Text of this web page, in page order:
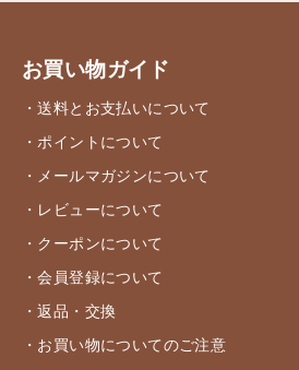
お買い物ガイド
・送料とお支払いについて
・ポイントについて
・メールマガジンについて
・レビューについて
・クーポンについて
・会員登録について
・返品・交換
・お買い物についてのご注意